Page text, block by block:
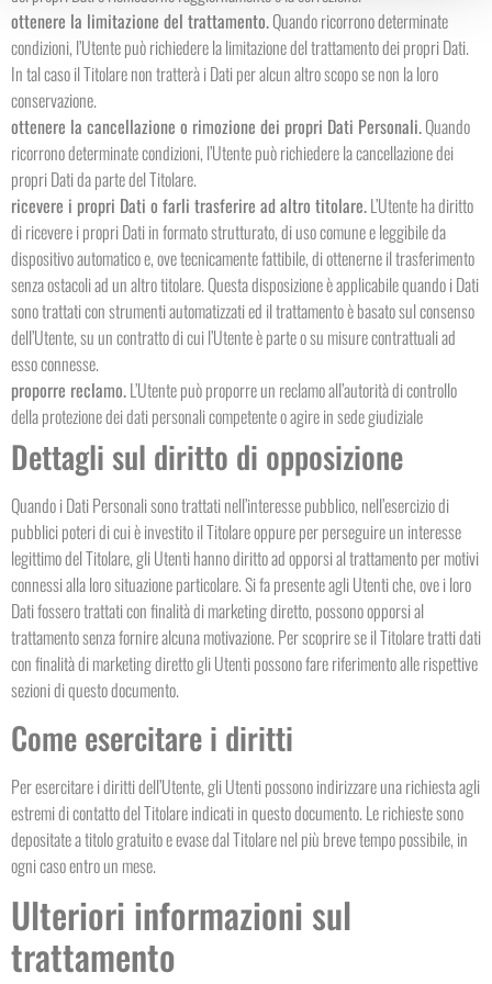
ottenere la limitazione del trattamento.Quando ricorrono determinate
condizioni, l’Utente può richiedere la limitazione del trattamento dei propri Dati.
In tal caso il Titolare non tratterà i Dati per alcun altro scopo se non la loro
conservazione.
ottenere la cancellazione o rimozione dei propri Dati Personali.Quando
ricorrono determinate condizioni, l’Utente può richiedere la cancellazione dei
propri Dati da parte del Titolare.
ricevere i propri Dati o farli trasferire ad altro titolare.L’Utente ha diritto
di ricevere i propri Dati in formato strutturato, di uso comune e leggibile da
dispositivo automatico e, ove tecnicamente fattibile, di ottenerne il trasferimento
senza ostacoli ad un altro titolare. Questa disposizione è applicabile quando i Dati
sono trattati con strumenti automatizzati ed il trattamento è basato sul consenso
dell’Utente, su un contratto di cui l’Utente è parte o su misure contrattuali ad
esso connesse.
proporre reclamo.L’Utente può proporre un reclamo all’autorità di controllo
della protezione dei dati personali competente o agire in sede giudiziale
Dettagli sul diritto di opposizione
Quando i Dati Personali sono trattati nell’interesse pubblico, nell’esercizio di
pubblici poteri di cui è investito il Titolare oppure per perseguire un interesse
legittimo del Titolare, gli Utenti hanno diritto ad opporsi al trattamento per motivi
connessi alla loro situazione particolare. Si fa presente agli Utenti che, ove i loro
Dati fossero trattati con finalità di marketing diretto, possono opporsi al
trattamento senza fornire alcuna motivazione. Per scoprire se il Titolare tratti dati
con finalità di marketing diretto gli Utenti possono fare riferimento alle rispettive
sezioni di questo documento.
Come esercitare i diritti
Per esercitare i diritti dell’Utente, gli Utenti possono indirizzare una richiesta agli
estremi di contatto del Titolare indicati in questo documento. Le richieste sono
depositate a titolo gratuito e evase dal Titolare nel più breve tempo possibile, in
ogni caso entro un mese.
Ulteriori informazioni sul
trattamento